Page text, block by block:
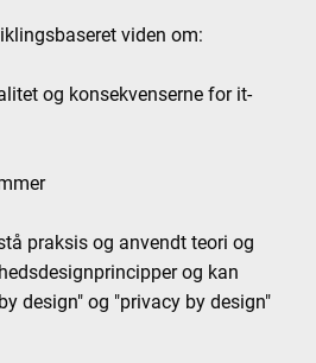
viden om:
og konsekvenserne for it-
praksis og anvendt teori og
og kan
design" og "privacy by design"